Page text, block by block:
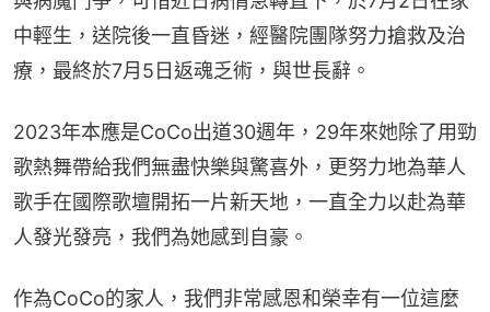
中輕生，送院後一直昏迷，經醫院團隊努力搶救及治
療，最終於7月5日返魂乏術，與世長辭。
2023年本應是CoCo出道30週年，29年來她除了用勁
歌熱舞帶給我們無盡快樂與驚喜外，更努力地為華人
歌手在國際歌壇開拓一片新天地，一直全力以赴為華
人發光發亮，我們為她感到自豪。
作為CoCo的家人，我們非常感恩和榮幸有一位這麼